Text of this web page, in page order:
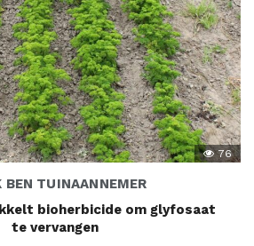
76
BEN TUINAANNEMER
bioherbicide om glyfosaat
te vervangen